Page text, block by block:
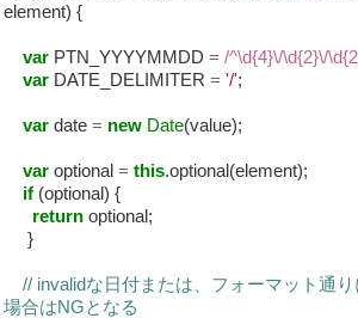
element) {
var PTN_YYYYMMDD = /^\d{4}\/\d{2}\/
var DATE_DELIMITER = '/';
var date = new Date(value);
var optional = this.optional(element);
if (optional) {
return optional;
}
// invalidな日付または、フォーマット通
場合はNGとなる